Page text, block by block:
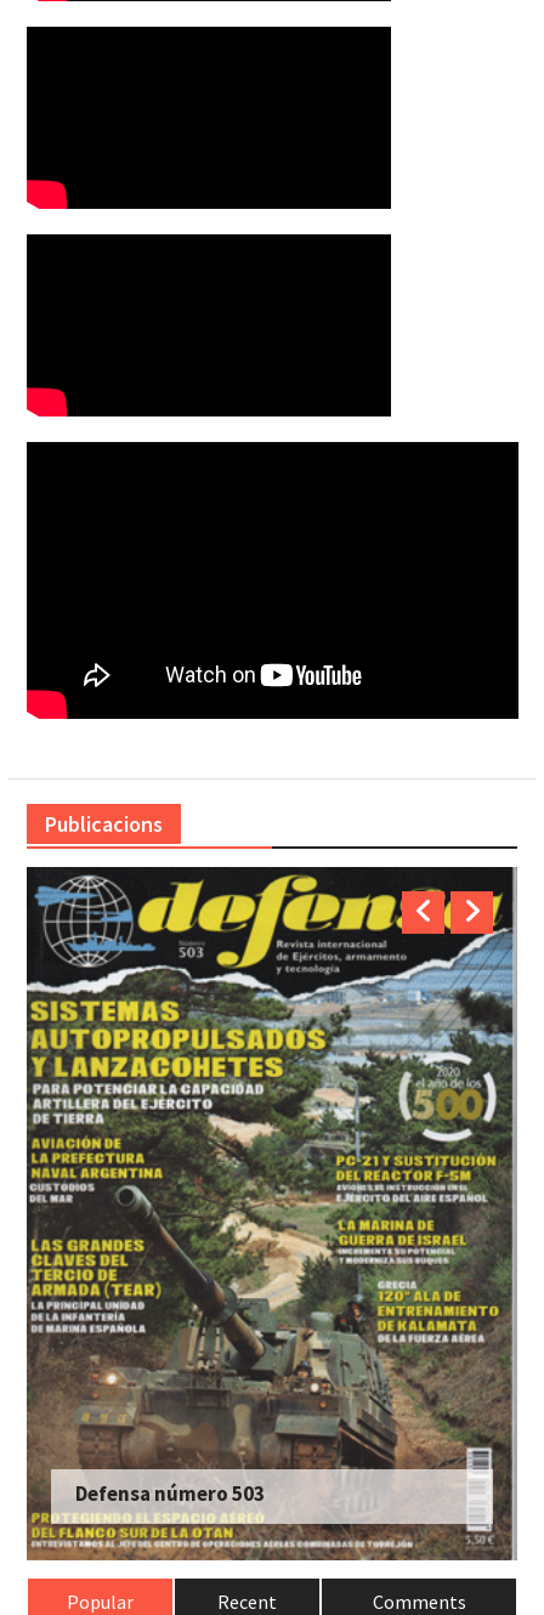
Publicacions
Defensa número 503
Popular Recent Comments